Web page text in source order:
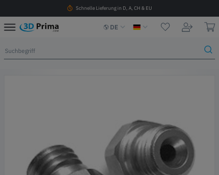
Schnelle Lieferung in D, A, CH & EU
DE